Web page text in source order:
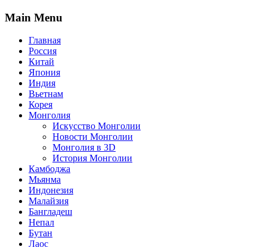
Main Menu
Главная
Россия
Китай
Япония
Индия
Вьетнам
Корея
Монголия
Искусство Монголии
Новости Монголии
Монголия в 3D
История Монголии
Камбоджа
Мьянма
Индонезия
Малайзия
Бангладеш
Непал
Бутан
Лаос